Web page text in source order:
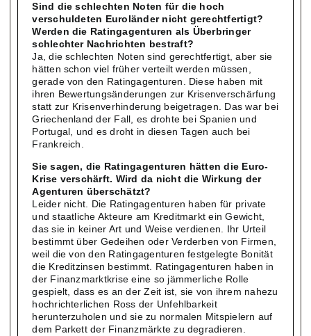
Sind die schlechten Noten für die hoch
verschuldeten Euroländer nicht gerechtfertigt?
Werden die Ratingagenturen als Überbringer
schlechter Nachrichten bestraft?
Ja, die schlechten Noten sind gerechtfertigt, aber sie
hätten schon viel früher verteilt werden müssen,
gerade von den Ratingagenturen. Diese haben mit
ihren Bewertungsänderungen zur Krisenverschärfung
statt zur Krisenverhinderung beigetragen. Das war bei
Griechenland der Fall, es drohte bei Spanien und
Portugal, und es droht in diesen Tagen auch bei
Frankreich.
Sie sagen, die Ratingagenturen hätten die Euro-
Krise verschärft. Wird da nicht die Wirkung der
Agenturen überschätzt?
Leider nicht. Die Ratingagenturen haben für private
und staatliche Akteure am Kreditmarkt ein Gewicht,
das sie in keiner Art und Weise verdienen. Ihr Urteil
bestimmt über Gedeihen oder Verderben von Firmen,
weil die von den Ratingagenturen festgelegte Bonität
die Kreditzinsen bestimmt. Ratingagenturen haben in
der Finanzmarktkrise eine so jämmerliche Rolle
gespielt, dass es an der Zeit ist, sie von ihrem nahezu
hochrichterlichen Ross der Unfehlbarkeit
herunterzuholen und sie zu normalen Mitspielern auf
dem Parkett der Finanzmärkte zu degradieren.